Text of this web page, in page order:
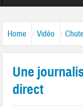
Home Vidéo
Une
direct